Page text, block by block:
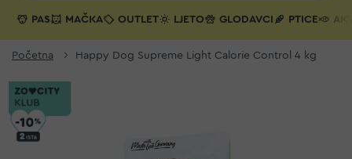
PAS MAČKA OUTLET LJETO GLODAVCI PTICE
Početna Happy Dog Supreme Light Calorie Control 4 kg